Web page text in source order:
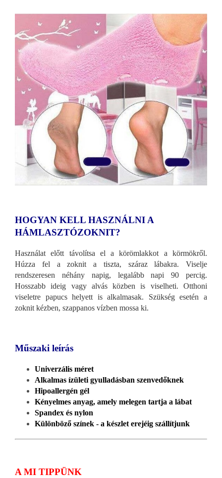
HOGYAN KELL HASZNÁLNI A
HÁMLASZTÓZOKNIT?
Használat előtt távolítsa el a körömlakkot a körmökről.
Húzza fel a zoknit a tiszta, száraz lábakra. Viselje
rendszeresen néhány napig, legalább napi 90 percig.
Hosszabb ideig vagy alvás közben is viselheti. Otthoni
viseletre papucs helyett is alkalmasak. Szükség esetén a
zoknit kézben, szappanos vízben mossa ki.
Műszaki leírás
Univerzális méret
Alkalmas ízületi gyulladásban szenvedőknek
Hipoallergén gél
Kényelmes anyag, amely melegen tartja a lábat
Spandex és nylon
Különböző színek - a készlet erejéig szállítjunk
A MI TIPPÜNK